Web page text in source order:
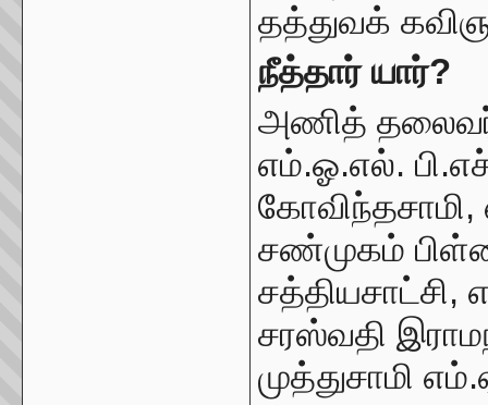
தத்துவக் கவிஞர்
நீத்தார் யார்?
அணித் தலைவர்
எம்.ஓ.எல்.
கோவிந்தசாமி,
சண்முகம்
சத்தியசாட்சி,
சரஸ்வதி
முத்துசாமி